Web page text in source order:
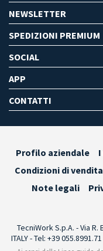
NEWSLETTER
SPEDIZIONI PREMIUM
SOCIAL
APP
CONTATTI
Profilo aziendale
Condizioni di vendita
Note legali
TecniWork S.p.A. - Via
ITALY - Tel: +39